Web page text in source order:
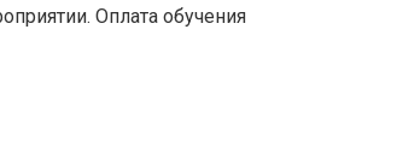
Оплата обучения